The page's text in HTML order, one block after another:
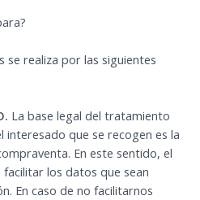
realiza por las siguientes
La base legal del tratamiento
interesado que se recogen es la
En este sentido, el
los datos que sean
En caso de no facilitarnos